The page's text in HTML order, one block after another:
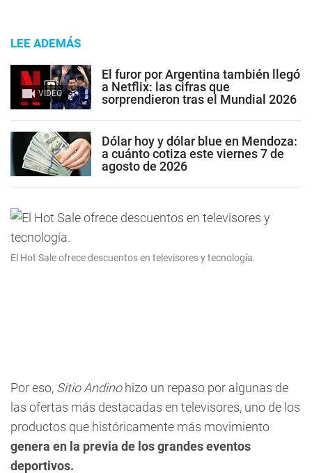
LEE ADEMÁS
VIDEO
El furor por Argentina también llegó
a Netflix: las cifras que
sorprendieron tras el Mundial 2026
Dólar hoy y dólar blue en Mendoza:
a cuánto cotiza este viernes 7 de
agosto de 2026
El Hot Sale ofrece descuentos en televisores y tecnología.
Por eso, Sitio Andinohizo un repaso por algunas de
las ofertas más destacadas en televisores, uno de los
productos que históricamente más movimiento
genera en la previa de los grandes eventos
deportivos.